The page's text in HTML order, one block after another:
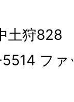
土狩828
フ